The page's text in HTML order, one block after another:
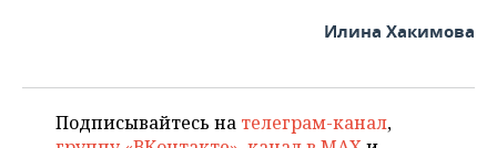
Илина Хакимова
Подписывайтесь на телеграм-канал,